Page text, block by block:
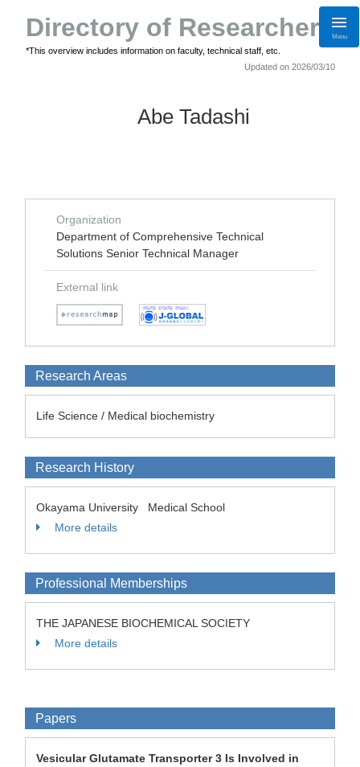
Directory of Researchers
*This overview includes information on faculty, technical staff, etc.
Menu
Updated on 2026/03/10
Abe Tadashi
Organization
Department of Comprehensive Technical
Solutions Senior Technical Manager
External link
Research Areas
Life Science / Medical biochemistry
Research History
Okayama University Medical School
More details
Professional Memberships
THE JAPANESE BIOCHEMICAL SOCIETY
More details
Papers
Vesicular Glutamate Transporter 3 Is Involved in